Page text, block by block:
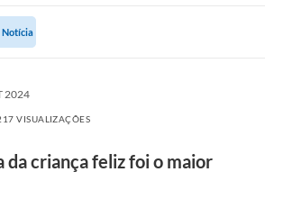
Notícia
2024
VISUALIZAÇÕES
da criança feliz foi o maior